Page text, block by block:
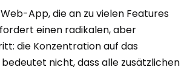
App, die an zu vielen Features
einen radikalen, aber
die Konzentration auf das
nicht, dass alle zusätzlichen